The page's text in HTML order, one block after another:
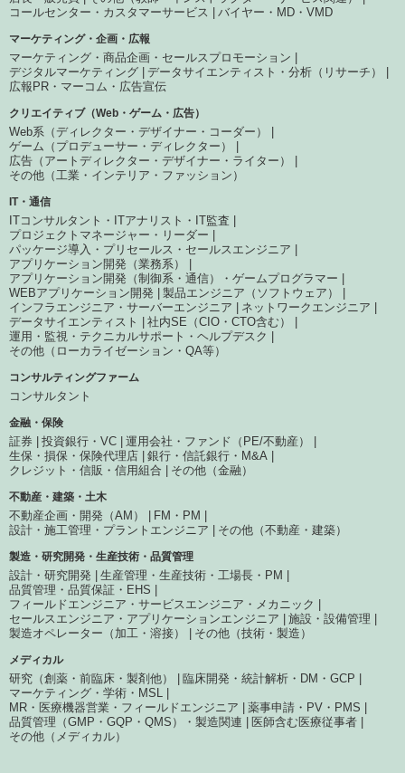
コールセンター・カスタマーサービス
バイヤー・MD・VMD
マーケティング・企画・広報
マーケティング・商品企画・セールスプロモーション
デジタルマーケティング
データサイエンティスト・分析（リサーチ）
広報PR・マーコム・広告宣伝
クリエイティブ（Web・ゲーム・広告）
Web系（ディレクター・デザイナー・コーダー）
ゲーム（プロデューサー・ディレクター）
広告（アートディレクター・デザイナー・ライター）
その他（工業・インテリア・ファッション）
IT・通信
ITコンサルタント・ITアナリスト・IT監査
プロジェクトマネージャー・リーダー
パッケージ導入・プリセールス・セールスエンジニア
アプリケーション開発（業務系）
アプリケーション開発（制御系・通信）・ゲームプログラマー
WEBアプリケーション開発
製品エンジニア（ソフトウェア）
インフラエンジニア・サーバーエンジニア
ネットワークエンジニア
データサイエンティスト
社内SE（CIO・CTO含む）
運用・監視・テクニカルサポート・ヘルプデスク
その他（ローカライゼーション・QA等）
コンサルティングファーム
コンサルタント
金融・保険
証券 投資銀行・VC
運用会社・ファンド（PE/不動産）
生保・損保・保険代理店
銀行・信託銀行・M&A
クレジット・信販・信用組合
その他（金融）
不動産・建築・土木
不動産企画・開発（AM）
FM・PM
設計・施工管理・プラントエンジニア
その他（不動産・建築）
製造・研究開発・生産技術・品質管理
設計・研究開発
生産管理・生産技術・工場長・PM
品質管理・品質保証・EHS
フィールドエンジニア・サービスエンジニア・メカニック
セールスエンジニア・アプリケーションエンジニア
施設・設備管理
製造オペレーター（加工・溶接）
その他（技術・製造）
メディカル
研究（創薬・前臨床・製剤他）
臨床開発・統計解析・DM・GCP
マーケティング・学術・MSL
MR・医療機器営業・フィールドエンジニア
薬事申請・PV・PMS
品質管理（GMP・GQP・QMS）・製造関連
医師含む医療従事者
その他（メディカル）